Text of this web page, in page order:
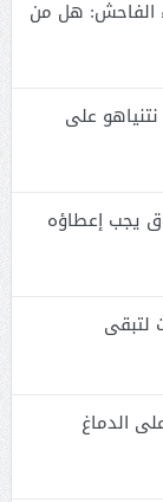
الفاحش: هل من
نتنياهو على
يجب إعطاؤه
لتبقى
الدماغ